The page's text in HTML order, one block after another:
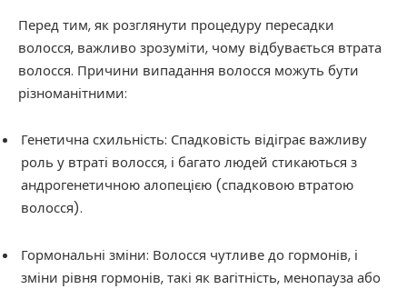
Перед тим, як розглянути процедуру пересадки
волосся, важливо зрозуміти, чому відбувається втрата
волосся. Причини випадання волосся можуть бути
різноманітними:
Генетична схильність: Спадковість відіграє важливу
роль у втраті волосся, і багато людей стикаються з
андрогенетичною алопецією (спадковою втратою
волосся).
Гормональні зміни: Волосся чутливе до гормонів, і
зміни рівня гормонів, такі як вагітність, менопауза або